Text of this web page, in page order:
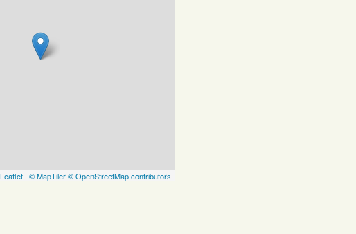
Leaflet | © MapTiler© OpenStreetMap contributors